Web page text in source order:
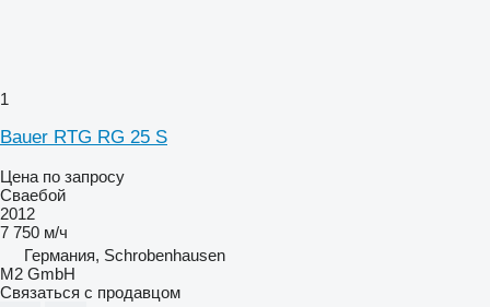
1
Bauer RTG RG 25 S
Цена по запросу
Сваебой
2012
7 750 м/ч
Германия, Schrobenhausen
M2 GmbH
Связаться с продавцом